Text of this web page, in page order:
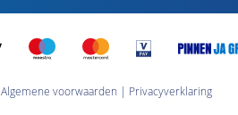
Algemene voorwaarden Privacyverklaring